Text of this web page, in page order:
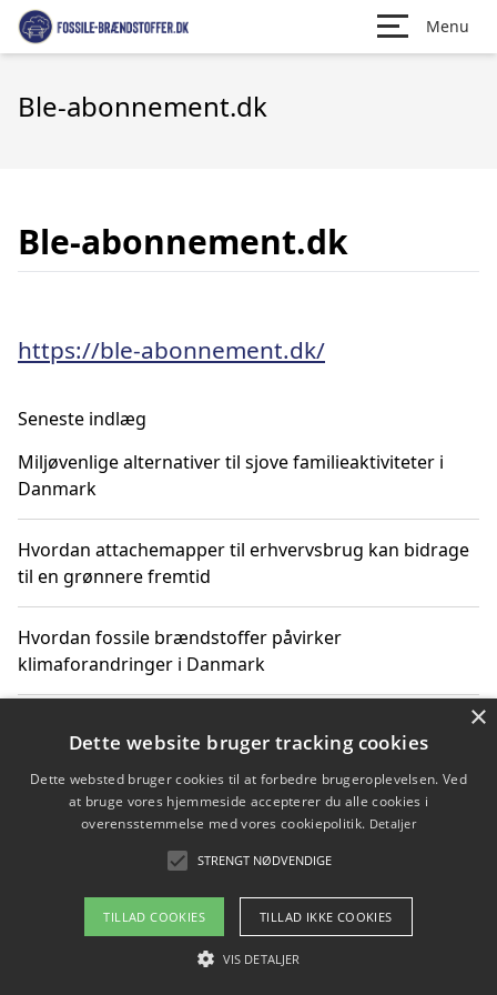
Menu
Ble-abonnement.dk
Ble-abonnement.dk
https://ble-abonnement.dk/
Seneste indlæg
Miljøvenlige alternativer til sjove familieaktiviteter i
Danmark
Hvordan attachemapper til erhvervsbrug kan bidrage
til en grønnere fremtid
Hvordan fossile brændstoffer påvirker
klimaforandringer i Danmark
klimaændringer
Hvordan citater om fossile brændstoffer kan ændre
Copyright 2026 - Pilanto Aps
Om / kontakt
×
Dette website bruger tracking cookies
Dette websted bruger cookies til at forbedre brugeroplevelsen. Ved
at bruge vores hjemmeside accepterer du alle cookies i
overensstemmelse med vores cookiepolitik. Detaljer
STRENGT NØDVENDIGE
TILLAD COOKIES TILLAD IKKE COOKIES
VIS DETALJER